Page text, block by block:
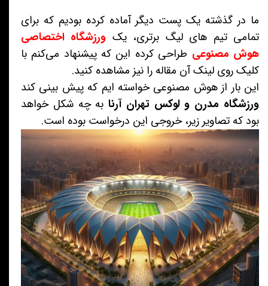
ما در گذشته یک پست دیگر آماده کرده بودیم که برای
تمامی تیم های لیگ برتری، یک ورزشگاه اختصاصی
هوش مصنوعی طراحی کرده این که پیشنهاد می‌کنم با
کلیک روی لینک آن مقاله را نیز مشاهده کنید.
این بار از هوش مصنوعی خواسته ایم که پیش بینی کند
ورزشگاه مدرن و لوکس تهران آرنابه چه شکل خواهد
بود که تصاویر زیر، خروجی این درخواست بوده است.